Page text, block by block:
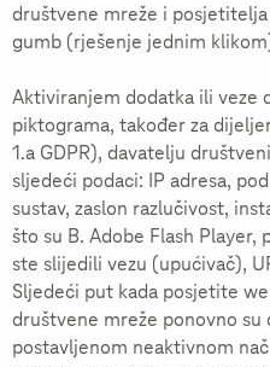
društvene mreže i
gumb (rješenje jednim
Aktiviranjem dodatka ili veze
piktograma, također za
1.a GDPR), davatelju
sljedeći podaci: IP adresa,
sustav, zaslon razlučivost,
što su B. Adobe Flash
ste slijedili vezu (upućivač),
Sljedeći put kada posjetite
društvene mreže ponovno
postavljenom neaktivnom